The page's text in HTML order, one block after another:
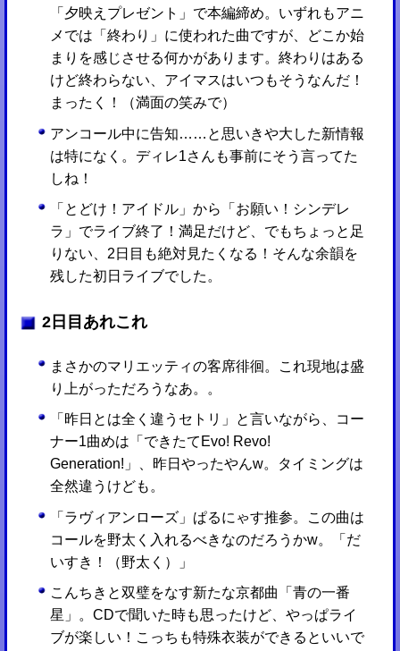
「夕映えプレゼント」で本編締め。いずれもアニ
メでは「終わり」に使われた曲ですが、どこか始
まりを感じさせる何かがあります。終わりはある
けど終わらない、アイマスはいつもそうなんだ！
まったく！（満面の笑みで）
アンコール中に告知……と思いきや大した新情報
は特になく。ディレ1さんも事前にそう言ってた
しね！
「とどけ！アイドル」から「お願い！シンデレ
ラ」でライブ終了！満足だけど、でもちょっと足
りない、2日目も絶対見たくなる！そんな余韻を
残した初日ライブでした。
2日目あれこれ
まさかのマリエッティの客席徘徊。これ現地は盛
り上がっただろうなあ。。
「昨日とは全く違うセトリ」と言いながら、コー
ナー1曲めは「できたてEvo! Revo!
Generation!」、昨日やったやんw。タイミングは
全然違うけども。
「ラヴィアンローズ」ぱるにゃす推参。この曲は
コールを野太く入れるべきなのだろうかw。「だ
いすき！（野太く）」
こんちきと双璧をなす新たな京都曲「青の一番
星」。CDで聞いた時も思ったけど、やっぱライ
ブが楽しい！こっちも特殊衣装ができるといいで